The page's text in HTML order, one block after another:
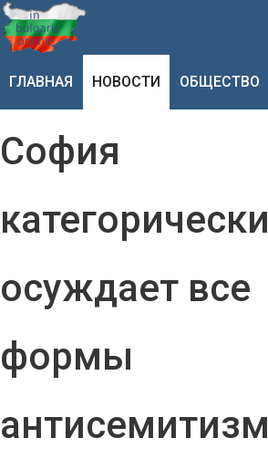
ГЛАВНАЯ НОВОСТИ ОБЩЕСТВО
София
категорически
осуждает все
формы
антисемитизм